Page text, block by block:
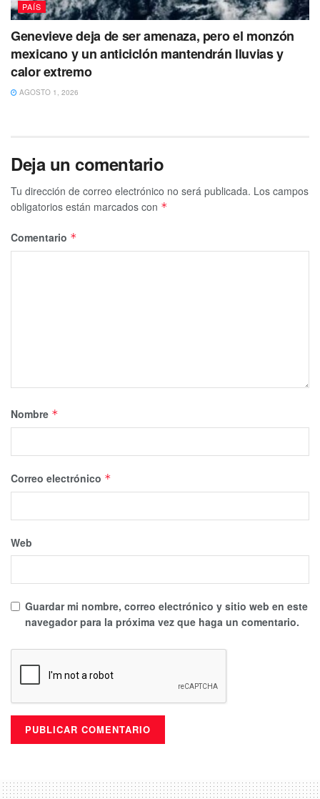
PAÍS
Genevieve deja de ser amenaza, pero el monzón
mexicano y un anticiclón mantendrán lluvias y
calor extremo
AGOSTO 1, 2026
Deja un comentario
Tu dirección de correo electrónico no será publicada. Los campos
obligatorios están marcados con *
Comentario *
Nombre *
Correo electrónico *
Web
Guardar mi nombre, correo electrónico y sitio web en este
navegador para la próxima vez que haga un comentario.